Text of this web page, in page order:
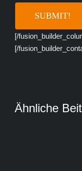
[/
[/
Ähnliche